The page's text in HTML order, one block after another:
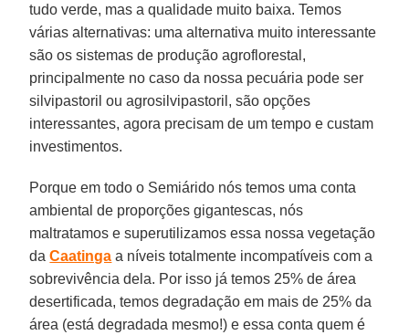
tudo verde, mas a qualidade muito baixa. Temos
várias alternativas: uma alternativa muito interessante
são os sistemas de produção agroflorestal,
principalmente no caso da nossa pecuária pode ser
silvipastoril ou agrosilvipastoril, são opções
interessantes, agora precisam de um tempo e custam
investimentos.
Porque em todo o Semiárido nós temos uma conta
ambiental de proporções gigantescas, nós
maltratamos e superutilizamos essa nossa vegetação
daCaatinga a níveis totalmente incompatíveis com a
sobrevivência dela. Por isso já temos 25% de área
desertificada, temos degradação em mais de 25% da
área (está degradada mesmo!) e essa conta quem é